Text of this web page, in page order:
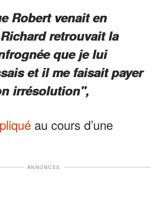
Robert venait en
retrouvait la
que je lui
et il me faisait payer
irrésolution",
au cours d’une
ANNONCES